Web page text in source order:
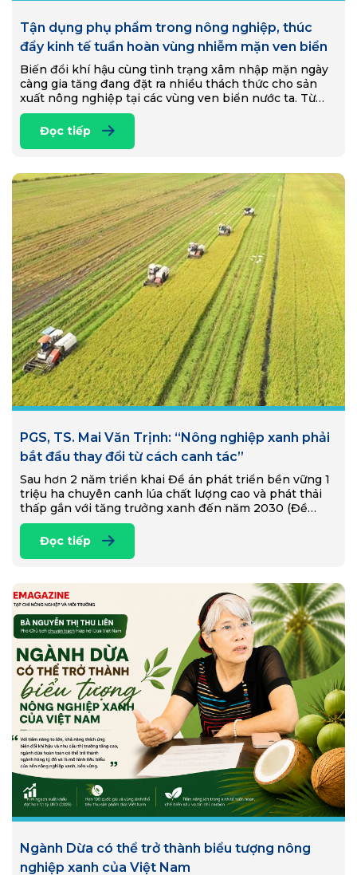
Tận dụng phụ phẩm trong nông nghiệp, thúc
đẩy kinh tế tuần hoàn vùng nhiễm mặn ven biển
Biến đổi khí hậu cùng tình trạng xâm nhập mặn ngày
càng gia tăng đang đặt ra nhiều thách thức cho sản
xuất nông nghiệp tại các vùng ven biển nước ta. Từ
Đồng…
Đọc tiếp
PGS, TS. Mai Văn Trịnh: “Nông nghiệp xanh phải
bắt đầu thay đổi từ cách canh tác”
Sau hơn 2 năm triển khai Đề án phát triển bền vững 1
triệu ha chuyên canh lúa chất lượng cao và phát thải
thấp gắn với tăng trưởng xanh đến năm 2030 (Đề…
Đọc tiếp
Ngành Dừa có thể trở thành biểu tượng nông
nghiệp xanh của Việt Nam